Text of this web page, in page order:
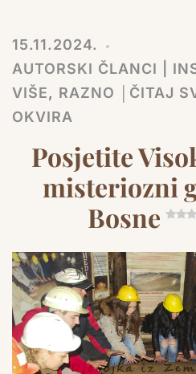
15.11.2024.
AUTORSKI ČLANCI |
VIŠE, RAZNO │ČITAJ
OKVIRA
Posjetite
misteriozni
Bosne